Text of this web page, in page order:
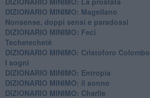
​DIZIONARIO MINIMO: Magellano
Nonsense, doppi sensi e paradossi
DIZIONARIO MINIMO: Feci
Techetechetè
DIZIONARIO MINIMO: Cristoforo Colombo
I sogni
DIZIONARIO MINIMO: Entropia
DIZIONARIO MINIMO: il sonno
DIZIONARIO MINIMO: Charlie